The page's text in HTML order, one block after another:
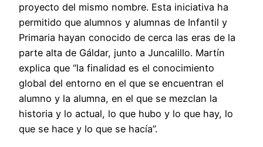
proyecto del mismo nombre. Esta iniciativa ha
permitido que alumnos y alumnas de Infantil y
Primaria hayan conocido de cerca las eras de la
parte alta de Gáldar, junto a Juncalillo. Martín
explica que “la finalidad es el conocimiento
global del entorno en el que se encuentran el
alumno y la alumna, en el que se mezclan la
historia y lo actual, lo que hubo y lo que hay, lo
que se hace y lo que se hacía”.